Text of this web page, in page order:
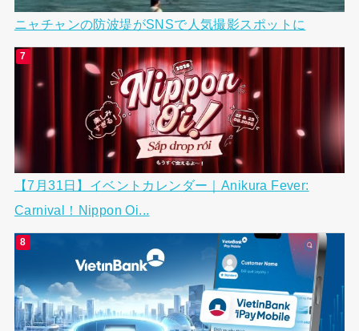
ニャチャンの防波堤がSNSで人気撮影スポットに
【7月31日】イベントカレンダー｜Anikura Fever:
Carnival！Nippon Oi...